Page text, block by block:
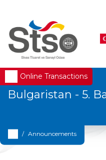
Online Transactions
Bulgaristan - 5.
Announcements